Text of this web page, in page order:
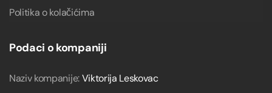
Politika o kolačićima
Podaci o kompaniji
Naziv kompanije:Viktorija Leskovac